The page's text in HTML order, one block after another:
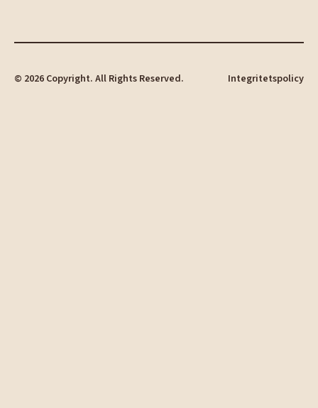
© 2026Copyright. All Rights Reserved. Integritetspolicy